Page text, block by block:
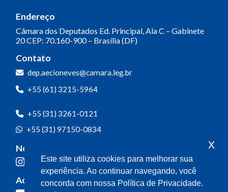
Endereço
Câmara dos Deputados Ed. Principal, Ala C – Gabinete
20CEP: 70.160-900 – Brasília (DF)
Contato
dep.aecioneves@camara.leg.br
+55 (61) 3215-5964
+55 (31) 3261-0121
+55 (31) 97150-0834
Nossas redes
Acompanhe o meu mandato
Este site utiliza cookies para melhorar sua
experiência. Ao continuar navegando, você
concorda com nossa Política de Privacidade.
x